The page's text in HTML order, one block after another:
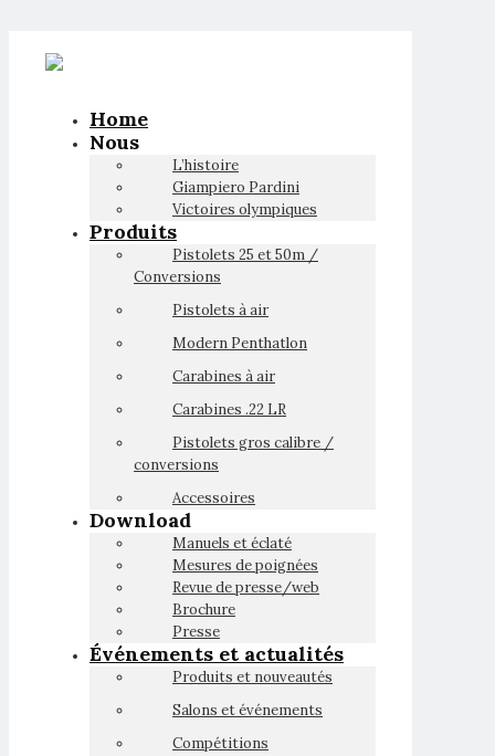
Home
Nous
L’histoire
Giampiero Pardini
Victoires olympiques
Produits
Pistolets 25 et 50m /
Conversions
Pistolets à air
Modern Penthatlon
Carabines à air
Carabines .22 LR
Pistolets gros calibre /
conversions
Accessoires
Download
Manuels et éclaté
Mesures de poignées
Revue de presse/web
Brochure
Presse
Événements et actualités
Produits et nouveautés
Salons et événements
Compétitions